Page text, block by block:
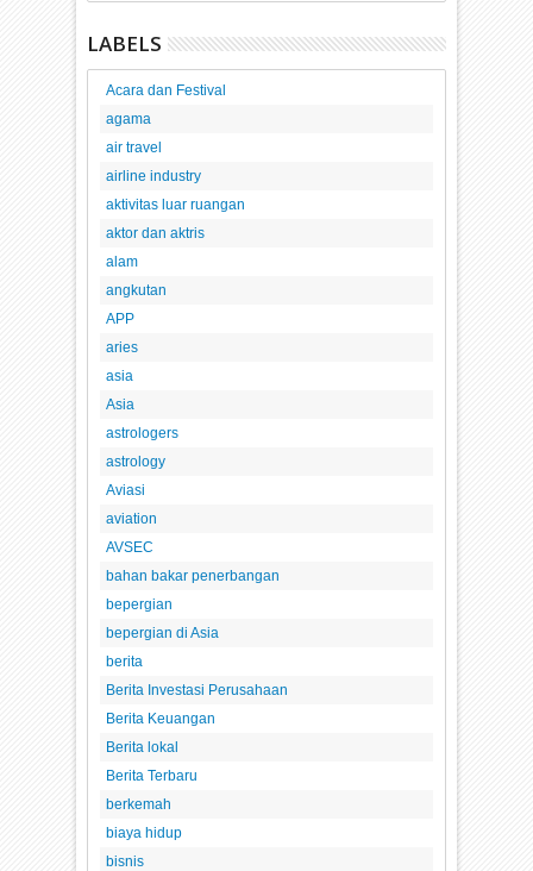
LABELS
Acara dan Festival
agama
air travel
airline industry
aktivitas luar ruangan
aktor dan aktris
alam
angkutan
APP
aries
asia
Asia
astrologers
astrology
Aviasi
aviation
AVSEC
bahan bakar penerbangan
bepergian
bepergian di Asia
berita
Berita Investasi Perusahaan
Berita Keuangan
Berita lokal
Berita Terbaru
berkemah
biaya hidup
bisnis